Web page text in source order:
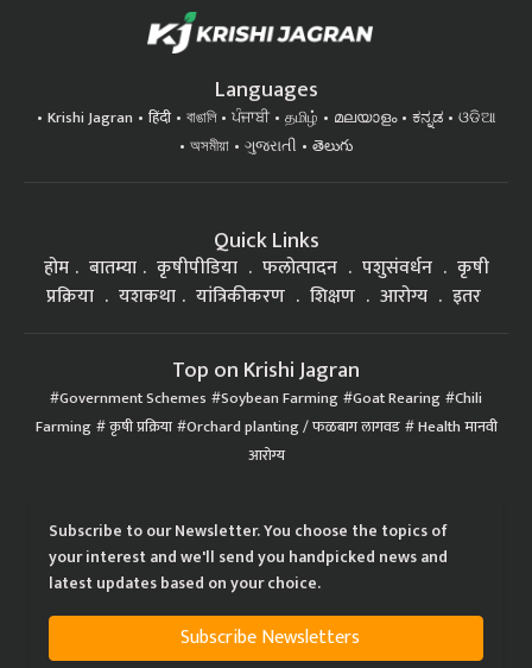
Languages
Krishi Jagran हिंदी বাঙালি ਪੰਜਾਬੀ தமிழ் മലയാളം ಕನ್ನಡ
ଓଡିଆ
অসমীয়া
ગુજરાતી తెలుగు
Quick Links
होम बातम्या कृषीपीडिया फलोत्पादन पशुसंवर्धन
कृषी
प्रक्रिया
यशकथा यांत्रिकीकरण शिक्षण आरोग्य इतर
Top on Krishi Jagran
Government Schemes Soybean Farming Goat Rearing Chili
Farming कृषी प्रक्रिया Orchard planting / फळबाग लागवड Health मानवी
आरोग्य
Subscribe to our Newsletter. You choose the topics of
your interest and we'll send you handpicked news and
latest updates based on your choice.
Subscribe Newsletters